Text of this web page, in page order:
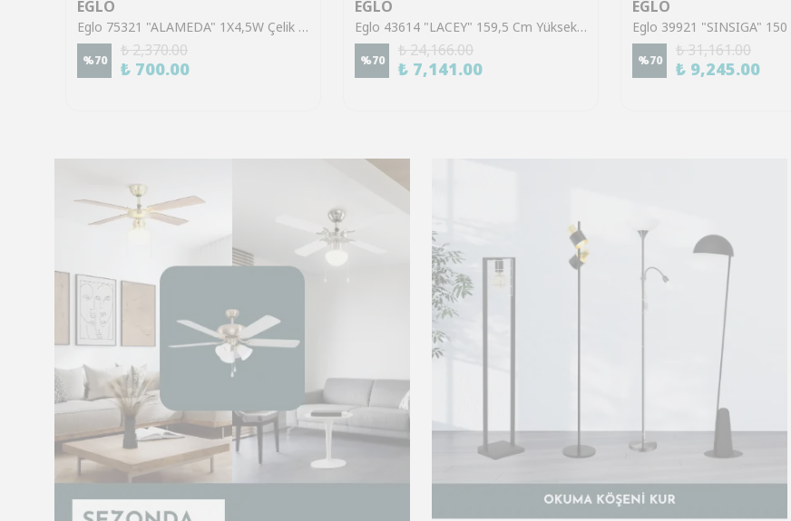
EGLO
Eglo 75321 "ALAMEDA" 1X4,5W Çelik Nikel Mat Sıva Üstü Spot
%70
₺ 2,370.00
₺ 700.00
EGLO
Eglo 43614 "LACEY" 159,5 Cm Yüksekliğinde Çelik, Ahşap Köşe Lambası Lambader
%70
₺ 24,166.00
₺ 7,141.00
EGLO
%70
₺ 31,161.00
₺ 9,245.00